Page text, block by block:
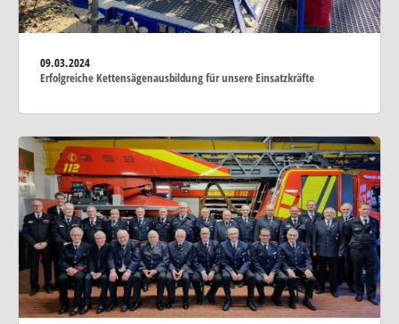
09.03.2024
Erfolgreiche Kettensägenausbildung für unsere Einsatzkräfte